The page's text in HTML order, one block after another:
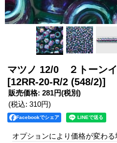
マツノ 12/0 ２トーン
[12RR-20-R/2 (548/2)]
販売価格: 281円(税別)
(税込: 310円)
Facebookでシェア
オプションにより価格が変わる